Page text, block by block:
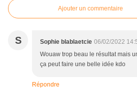
Ajouter un commentaire
S Sophie blablaetcie 06/02/2022
Wouaw trop beau le résultat mais
ça peut faire une belle idée kdo
Répondre